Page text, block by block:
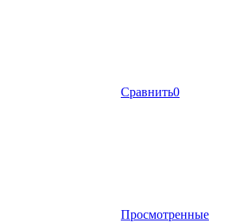
Сравнить0
Просмотренные